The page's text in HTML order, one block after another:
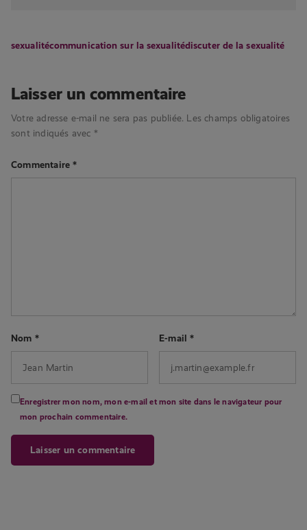
sexualitécommunication sur la sexualitédiscuter de la sexualité
Laisser un commentaire
Votre adresse e-mail ne sera pas publiée. Les champs obligatoires
sont indiqués avec *
Commentaire*
Nom * E-mail*
Enregistrer mon nom, mon e-mail et mon site dans le navigateur pour
mon prochain commentaire.